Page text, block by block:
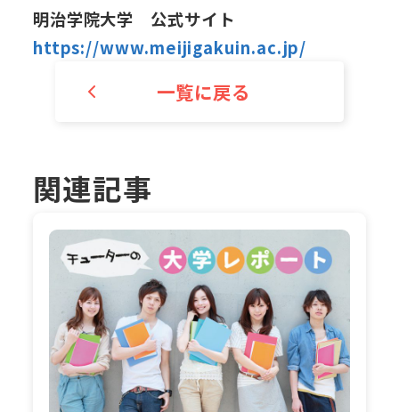
明治学院大学 公式サイト
https://www.meijigakuin.ac.jp/
一覧に戻る
関連記事